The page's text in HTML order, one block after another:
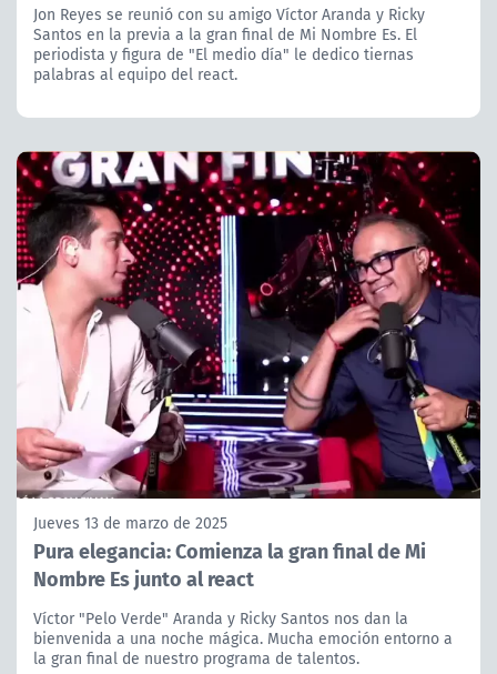
Jon Reyes se reunió con su amigo Víctor Aranda y Ricky
Santos en la previa a la gran final de Mi Nombre Es. El
periodista y figura de "El medio día" le dedico tiernas
palabras al equipo del react.
Jueves 13 de marzo de 2025
Pura elegancia: Comienza la gran final de Mi
Nombre Es junto al react
Víctor "Pelo Verde" Aranda y Ricky Santos nos dan la
bienvenida a una noche mágica. Mucha emoción entorno a
la gran final de nuestro programa de talentos.